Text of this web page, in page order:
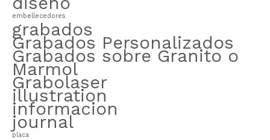
embellecedores
grabados
Grabados Personalizados
Grabados sobre Granito o
Marmol
Grabolaser
illustration
informacion
journal
placa